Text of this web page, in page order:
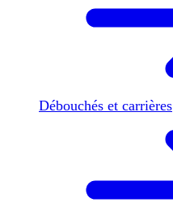
Débouchés et carrières